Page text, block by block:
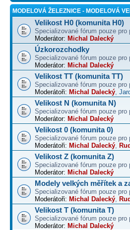
MODELOVÁ ŽELEZNICE - MODELOVÁ
Velikost H0 (komunita H0)
Specializované fórum pouze
Moderátor: Michal Dalecký
Úzkorozchodky
Specializované fórum pouze
Moderátor: Michal Dalecký
Velikost TT (komunita TT)
Specializované fórum pouze
Moderátoři: Michal Dalecký,
Velikost N (komunita N)
Specializované fórum pouze
Moderátor: Michal Dalecký
Velikost 0 (komunita 0)
Specializované fórum pouze
Moderátoři: Michal Dalecký,
Velikost Z (komunita Z)
Specializované fórum pouze
Moderátor: Michal Dalecký
Modely velkých měřítek a
Specializované fórum pouze
Moderátoři: Michal Dalecký,
Velikost T (komunita T)
Specializované fórum pouze
Moderátor: Michal Dalecký